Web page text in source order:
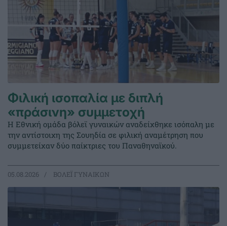
Φιλική ισοπαλία με διπλή
«πράσινη» συμμετοχή
Η Εθνική ομάδα βόλεϊ γυναικών αναδείχθηκε ισόπαλη με
την αντίστοιχη της Σουηδία σε φιλική αναμέτρηση που
συμμετείχαν δύο παίκτριες του Παναθηναϊκού.
05.08.2026 ΒΟΛΕΪ ΓΥΝΑΙΚΩΝ